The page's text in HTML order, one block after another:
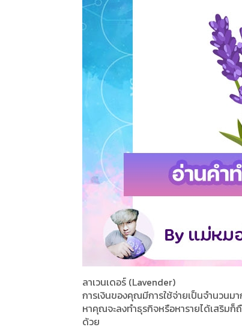
ลาเวนเดอร์ (Lavender)
การเงินของคุณมีการใช้จ่ายเป็นจำนวนม
หาคุณจะลงทำธุรกิจหรือหารายได้เสริมก็
ด้วย